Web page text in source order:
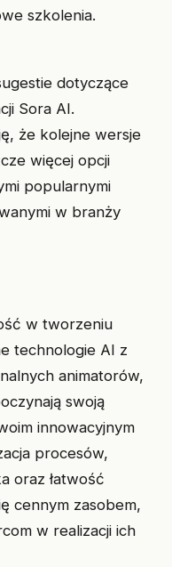
szkolenia.
dotyczące
Sora AI.
że kolejne wersje
więcej opcji
popularnymi
w branży
w tworzeniu
technologie AI z
animatorów,
swoją
innowacyjnym
procesów,
oraz łatwość
cennym zasobem,
w realizacji ich